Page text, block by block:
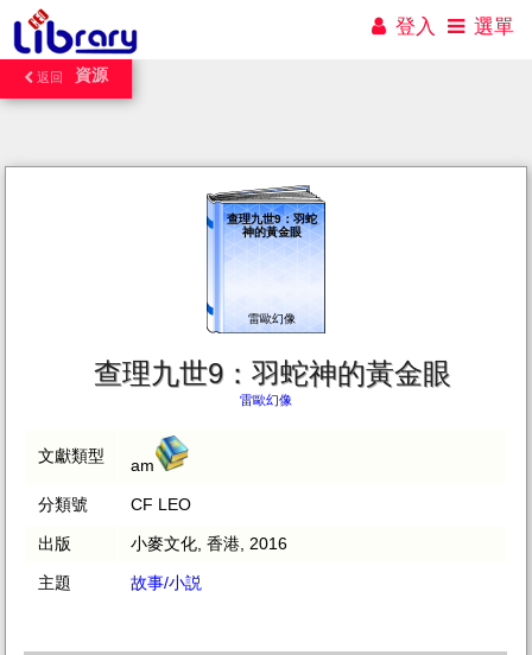
登入 選單
返回 資源
查理九世9：羽蛇
神的黃金眼
雷歐幻像
查理九世9：羽蛇神的黃金眼
雷歐幻像
文獻類型 am
分類號 CF LEO
出版 小麥文化, 香港, 2016
主題 故事/小説